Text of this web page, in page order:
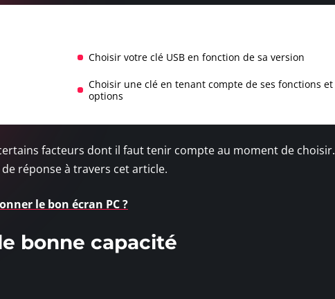
Choisir votre clé USB en fonction de sa version
Choisir une clé en tenant compte de ses fonctions et
options
facteurs dont il faut tenir compte au moment de choisir.
réponse à travers cet article.
le bon écran PC ?
bonne capacité